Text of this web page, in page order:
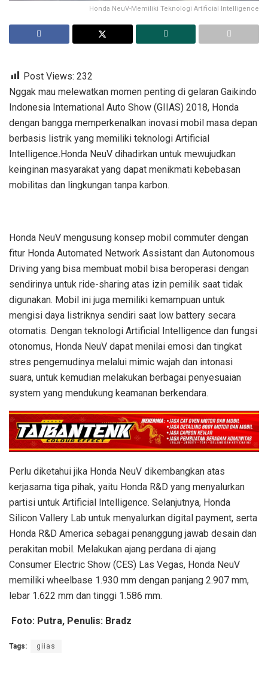
Honda NeuV-Memiliki Teknologi Artificial Intelligence
Post Views: 232
Nggak mau melewatkan momen penting di gelaran Gaikindo
Indonesia International Auto Show (GIIAS) 2018, Honda
dengan bangga memperkenalkan inovasi mobil masa depan
berbasis listrik yang memiliki teknologi Artificial
Intelligence.Honda NeuV dihadirkan untuk mewujudkan
keinginan masyarakat yang dapat menikmati kebebasan
mobilitas dan lingkungan tanpa karbon.
Honda NeuV mengusung konsep mobil commuter dengan
fitur Honda Automated Network Assistant dan Autonomous
Driving yang bisa membuat mobil bisa beroperasi dengan
sendirinya untuk ride-sharing atas izin pemilik saat tidak
digunakan. Mobil ini juga memiliki kemampuan untuk
mengisi daya listriknya sendiri saat low battery secara
otomatis. Dengan teknologi Artificial Intelligence dan fungsi
otonomus, Honda NeuV dapat menilai emosi dan tingkat
stres pengemudinya melalui mimic wajah dan intonasi
suara, untuk kemudian melakukan berbagai penyesuaian
system yang mendukung keamanan berkendara.
Perlu diketahui jika Honda NeuV dikembangkan atas
kerjasama tiga pihak, yaitu Honda R&D yang menyalurkan
partisi untuk Artificial Intelligence. Selanjutnya, Honda
Silicon Vallery Lab untuk menyalurkan digital payment, serta
Honda R&D America sebagai penanggung jawab desain dan
perakitan mobil. Melakukan ajang perdana di ajang
Consumer Electric Show (CES) Las Vegas, Honda NeuV
memiliki wheelbase 1.930 mm dengan panjang 2.907 mm,
lebar 1.622 mm dan tinggi 1.586 mm.
Foto: Putra, Penulis: Bradz
Tags: giias